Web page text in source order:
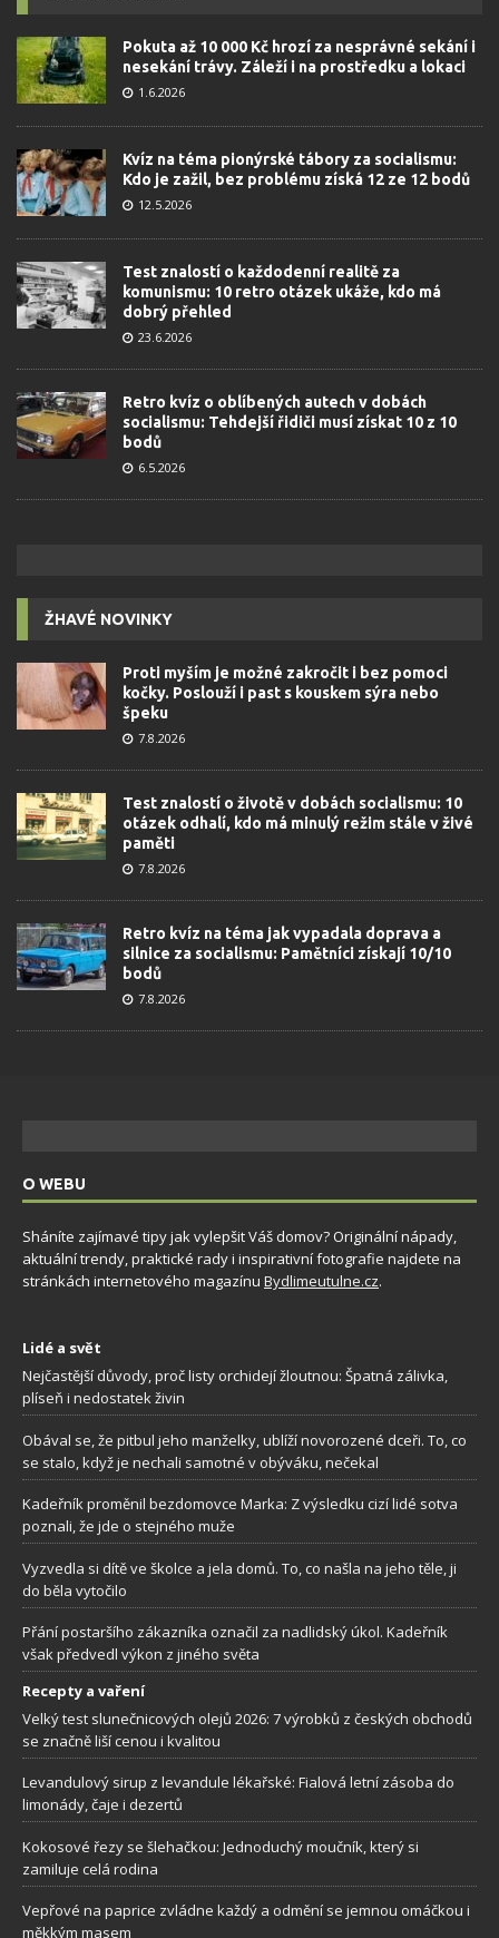
Pokuta až 10 000 Kč hrozí za nesprávné sekání i
nesekání trávy. Záleží i na prostředku a lokaci
1.6.2026
Kvíz na téma pionýrské tábory za socialismu:
Kdo je zažil, bez problému získá 12 ze 12 bodů
12.5.2026
Test znalostí o každodenní realitě za
komunismu: 10 retro otázek ukáže, kdo má
dobrý přehled
23.6.2026
Retro kvíz o oblíbených autech v dobách
socialismu: Tehdejší řidiči musí získat 10 z 10
bodů
6.5.2026
ŽHAVÉ NOVINKY
Proti myším je možné zakročit i bez pomoci
kočky. Poslouží i past s kouskem sýra nebo
špeku
7.8.2026
Test znalostí o životě v dobách socialismu: 10
otázek odhalí, kdo má minulý režim stále v živé
paměti
7.8.2026
Retro kvíz na téma jak vypadala doprava a
silnice za socialismu: Pamětníci získají 10/10
bodů
7.8.2026
O WEBU
Sháníte zajímavé tipy jak vylepšit Váš domov? Originální nápady,
aktuální trendy, praktické rady i inspirativní fotografie najdete na
stránkách internetového magazínu Bydlimeutulne.cz.
Lidé a svět
Nejčastější důvody, proč listy orchidejí žloutnou: Špatná zálivka,
plíseň i nedostatek živin
Obával se, že pitbul jeho manželky, ublíží novorozené dceři. To, co
se stalo, když je nechali samotné v obýváku, nečekal
Kadeřník proměnil bezdomovce Marka: Z výsledku cizí lidé sotva
poznali, že jde o stejného muže
Vyzvedla si dítě ve školce a jela domů. To, co našla na jeho těle, ji
do běla vytočilo
Přání postaršího zákazníka označil za nadlidský úkol. Kadeřník
však předvedl výkon z jiného světa
Recepty a vaření
Velký test slunečnicových olejů 2026: 7 výrobků z českých obchodů
se značně liší cenou i kvalitou
Levandulový sirup z levandule lékařské: Fialová letní zásoba do
limonády, čaje i dezertů
Kokosové řezy se šlehačkou: Jednoduchý moučník, který si
zamiluje celá rodina
Vepřové na paprice zvládne každý a odmění se jemnou omáčkou i
měkkým masem